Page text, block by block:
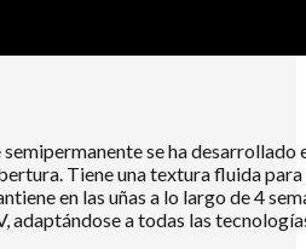
semipermanente se ha
Tiene una textura fluida
en las uñas a lo largo de 4
adaptándose a todas las